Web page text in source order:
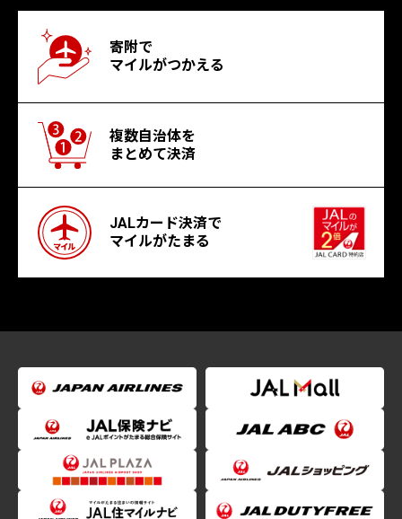
寄附で
マイルがつかえる
複数自治体を
まとめて決済
JALカード決済で
マイルがたまる